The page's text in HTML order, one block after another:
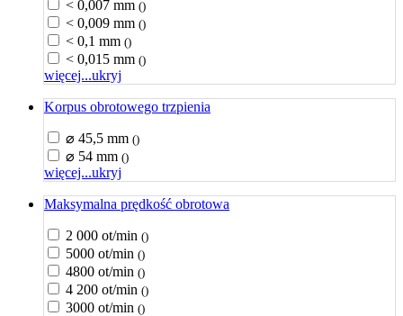
< 0,007 mm ()
< 0,009 mm ()
< 0,1 mm ()
< 0,015 mm ()
więcej...ukryj
Korpus obrotowego trzpienia
⌀ 45,5 mm ()
⌀ 54 mm ()
więcej...ukryj
Maksymalna prędkość obrotowa
2 000 ot/min ()
5000 ot/min ()
4800 ot/min ()
4 200 ot/min ()
3000 ot/min ()